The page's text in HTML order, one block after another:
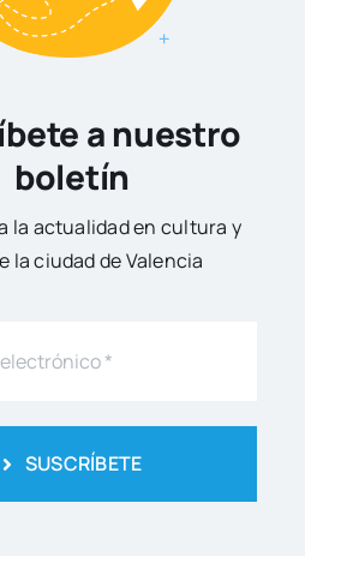
a nuestro
boletín
la actua­li­dad en cul­tu­ra y
la ciu­dad de Valen­cia
SUSCRÍBETE